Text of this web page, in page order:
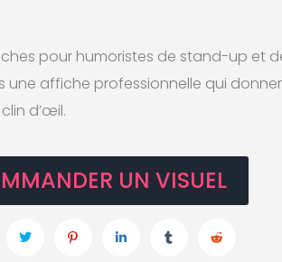
pour humoristes de stand-up et
une affiche professionnelle qui
d’œil.
UN VISUEL